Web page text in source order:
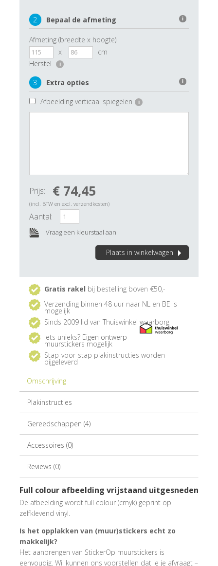
2 Bepaal de afmeting i
Afmeting (breedte x hoogte)
x
cm
Herstel
i
3 Extra opties i
Afbeelding verticaal spiegelen i
Plaats in winkelwagen
Prijs: € 74,45
(incl. BTW en excl. verzendkosten)
Aantal:
Vraag een kleurstaal aan
Gratis rakel bij bestelling boven €50,-
Verzending binnen 48 uur naar NL en BE is
mogelijk
Sinds 2009 lid van Thuiswinkel waarborg
Iets unieks? Eigen ontwerp
muurstickers mogelijk
Stap-voor-stap plakinstructies worden
bijgeleverd
Omschrijving
Plakinstructies
Gereedschappen (4)
Accessoires (0)
Reviews (0)
Full colour afbeelding vrijstaand uitgesneden
De afbeelding wordt full colour (cmyk) geprint op
zelfklevend vinyl.
Is het opplakken van (muur)stickers echt zo
makkelijk?
Het aanbrengen van StickerOp muurstickers is
eenvoudig. Wij kunnen ons voorstellen dat je je afvraagt –